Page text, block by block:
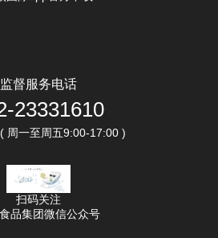
监督服务电话
23331610
周一至周五9:00-17:00 )
扫码关注
品集团微信公众号